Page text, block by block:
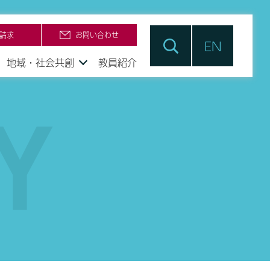
求 お問い合わせ
地域・社会共創 教員紹介
EN